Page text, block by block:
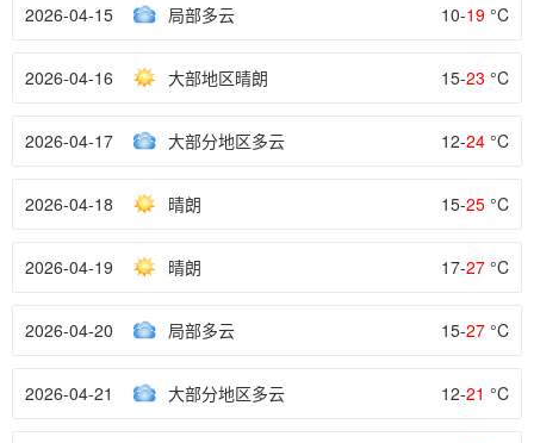
2026-04-15 局部多云 10-19 °C
2026-04-16 大部地区晴朗 15-23 °C
2026-04-17 大部分地区多云 12-24 °C
2026-04-18 晴朗 15-25 °C
2026-04-19 晴朗 17-27 °C
2026-04-20 局部多云 15-27 °C
2026-04-21 大部分地区多云 12-21 °C